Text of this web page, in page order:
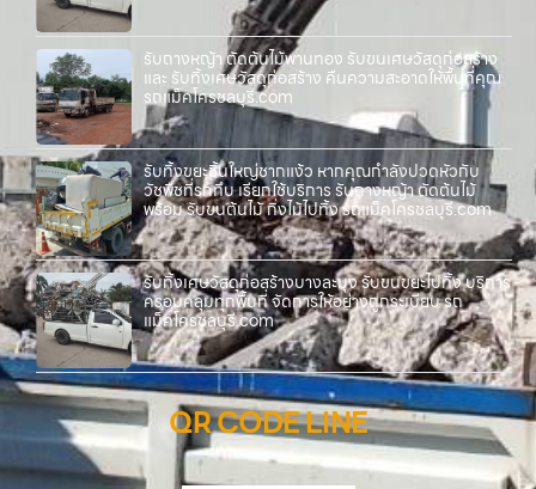
รับถางหญ้า ตัดต้นไม้พานทอง รับขนเศษวัสดุก่อสร้าง
และ รับทิ้งเศษวัสดุก่อสร้าง คืนความสะอาดให้พื้นที่คุณ
รถแม็คโครชลบุรี.com
รับทิ้งขยะชิ้นใหญ่ชากแง้ว หากคุณกำลังปวดหัวกับ
วัชพืชที่รกทึบ เรียกใช้บริการ รับถางหญ้า ตัดต้นไม้
พร้อม รับขนต้นไม้ กิ่งไม้ไปทิ้ง รถแม็คโครชลบุรี.com
รับทิ้งเศษวัสดุก่อสร้างบางละมุง รับขนขยะไปทิ้ง บริการ
ครอบคลุมทุกพื้นที่ จัดการให้อย่างถูกระเบียบ รถ
แม็คโครชลบุรี.com
QR CODE LINE